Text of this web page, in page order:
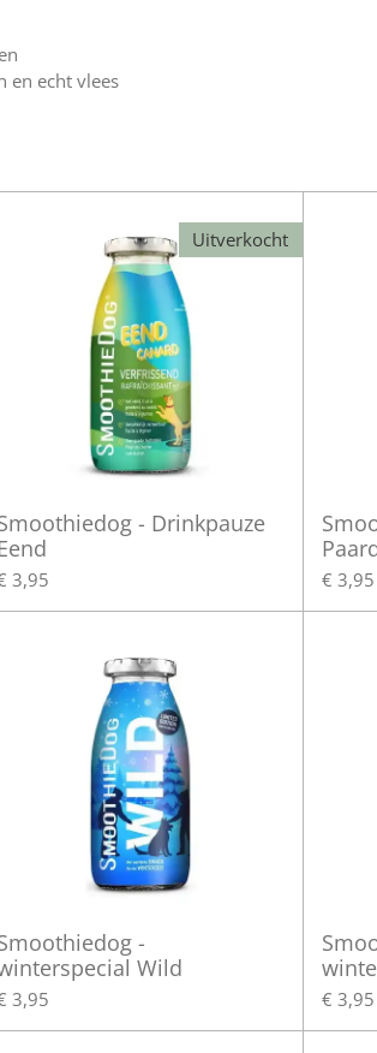
en echt vlees
Uitverkocht
- Drinkpauze
3,95 € 3,95
-
Wild
3,95 € 3,95